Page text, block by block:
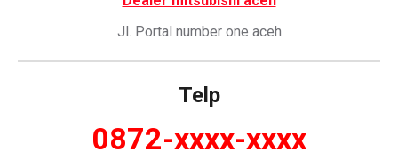
Jl. Portal number one aceh
Telp
0872-xxxx-xxxx